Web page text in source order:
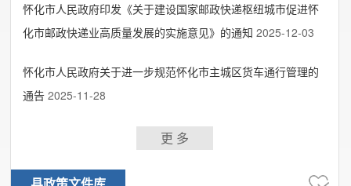
怀化市人民政府印发《关于建设国家邮政快递枢纽城市促进怀
化市邮政快递业高质量发展的实施意见》的通知 2025-12-03
怀化市人民政府关于进一步规范怀化市主城区货车通行管理的
通告 2025-11-28
更 多